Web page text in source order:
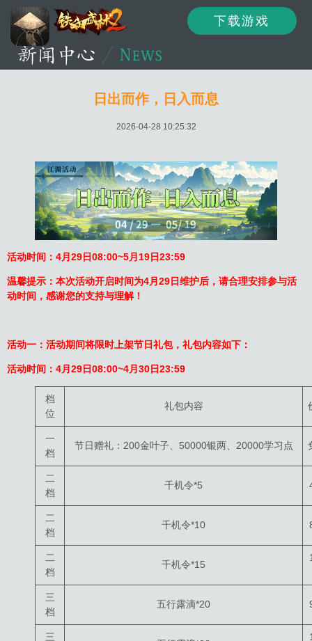
下载游戏
日出而作，日入而息
2026-04-28 10:25:32
活动时间：4月29日08:00~5月19日23:59
温馨提示：本次活动开启时间为4月29日维护后 ，请合理安排参与活
动时间，感谢您的支持与理解！
活动一：活动期间将限时上架节日礼包，礼包内容如下：
活动时间： 4月29日08:00~4月30日23:59
档
位
礼包内容
一
档
节日赠礼：200金叶子、50000银两、20000学习点
二
档
千机令*5
二
档
千机令*10
二
档
千机令*15
三
档
五行露滴*20
三
资讯
论坛 下载 客服